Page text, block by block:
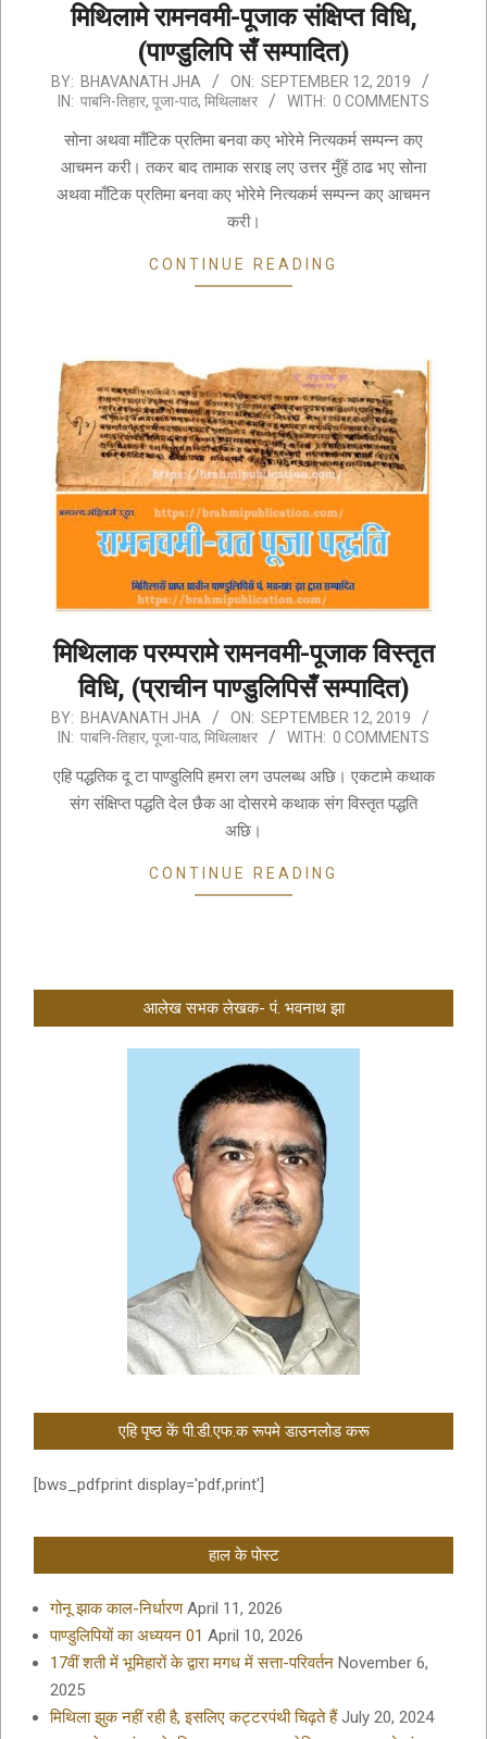
मिथिलामे रामनवमी-पूजाक संक्षिप्त विधि,
(पाण्डुलिपि सँ सम्पादित)
2019-
09-
12
BY: BHAVANATH JHA ON: SEPTEMBER 12, 2019
IN: पाबनि-तिहार, पूजा-पाठ, मिथिलाक्षर WITH: 0 COMMENTS
सोना अथवा माँटिक प्रतिमा बनवा कए भोरेमे नित्यकर्म सम्पन्न कए
आचमन करी। तकर बाद तामाक सराइ लए उत्तर मुँहें ठाढ भए सोना
अथवा माँटिक प्रतिमा बनवा कए भोरेमे नित्यकर्म सम्पन्न कए आचमन
करी।
CONTINUE READING
मिथिलाक परम्परामे रामनवमी-पूजाक विस्तृत
विधि, (प्राचीन पाण्डुलिपिसँ सम्पादित)
2019-
09-
12
BY: BHAVANATH JHA ON: SEPTEMBER 12, 2019
IN: पाबनि-तिहार, पूजा-पाठ, मिथिलाक्षर WITH: 0 COMMENTS
एहि पद्धतिक दू टा पाण्डुलिपि हमरा लग उपलब्ध अछि। एकटामे कथाक
संग संक्षिप्त पद्धति देल छैक आ दोसरमे कथाक संग विस्तृत पद्धति
अछि।
CONTINUE READING
आलेख सभक लेखक- पं. भवनाथ झा
एहि पृष्ठ कें पी.डी.एफ.क रूपमे डाउनलोड करू
[bws_pdfprint display='pdf,print']
हाल के पोस्ट
गोनू झाक काल-निर्धारण April 11, 2026
पाण्डुलिपियों का अध्ययन 01 April 10, 2026
17वीं शती में भूमिहारों के द्वारा मगध में सत्ता-परिवर्तन November 6,
2025
मिथिला झुक नहीं रही है, इसलिए कट्टरपंथी चिढ़ते हैं July 20, 2024